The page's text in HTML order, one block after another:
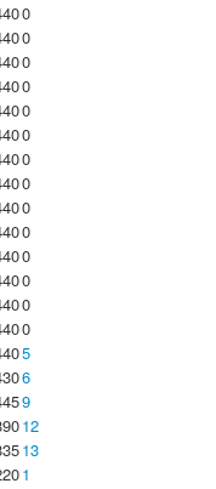
0
0
0
0
0
0
0
0
0
0
0
0
0
0
5
6
9
12
13
1